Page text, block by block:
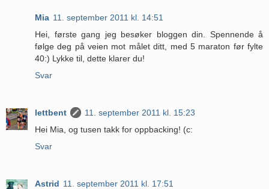
Mia 11. september 2011 kl. 14:51
Hei, første gang jeg besøker bloggen din. Spennende å
følge deg på veien mot målet ditt, med 5 maraton før fylte
40:) Lykke til, dette klarer du!
Svar
lettbent
11. september 2011 kl. 15:23
Hei Mia, og tusen takk for oppbacking! (c:
Svar
Astrid 11. september 2011 kl. 17:51